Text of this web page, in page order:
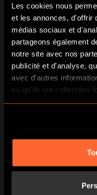
Les cookies nous
et les annonces, d'offrir
médias sociaux et
partageons également
notre site avec nos
publicité et d'analyse,
avec d'autres
ou qu'ils ont collectées
services.
PLUS
Alors quel scénario est
N’hésitez pas à nous
pour votre choix.
🧭 COMMENT
Critère
Difficulté